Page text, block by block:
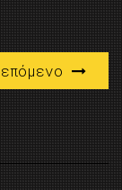
επόμενο